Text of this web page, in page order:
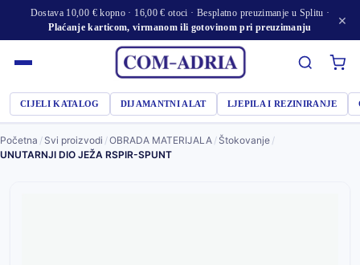
Dostava 10,00 € kopno · 16,00 € otoci · Besplatno preuzimanje u Splitu ·
Plaćanje karticom, virmanom ili gotovinom pri preuzimanju
×
CIJELI KATALOG DIJAMANTNI ALAT LJEPILA I REZINIRANJE
Početna / Svi proizvodi /OBRADA MATERIJALA / Štokovanje /
UNUTARNJI DIO JEŽA RSPIR-SPUNT